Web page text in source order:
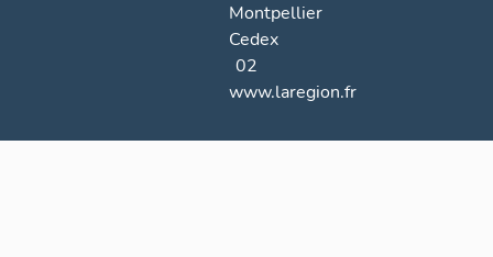
Montpellier
Cedex
02
www.laregion.fr